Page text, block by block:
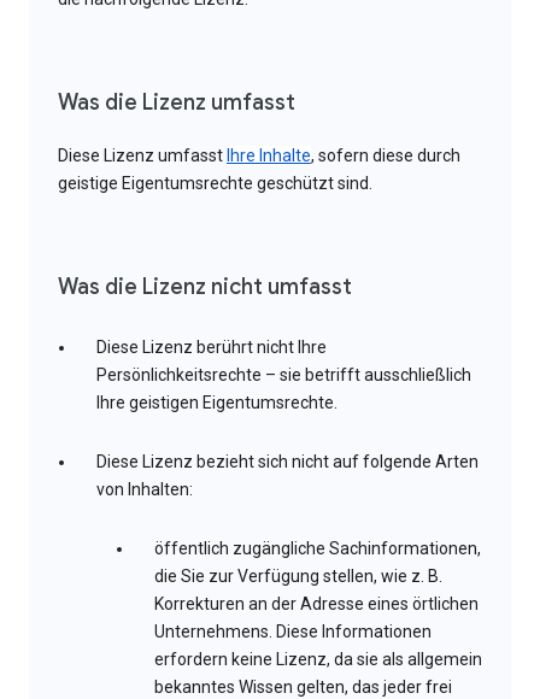
Was die Lizenz umfasst
Diese Lizenz umfasst Ihre Inhalte, sofern diese durch
geistige Eigentumsrechte geschützt sind.
Was die Lizenz nicht umfasst
Diese Lizenz berührt nicht Ihre
Persönlichkeitsrechte – sie betrifft ausschließlich
Ihre geistigen Eigentumsrechte.
Diese Lizenz bezieht sich nicht auf folgende Arten
von Inhalten:
öffentlich zugängliche Sachinformationen,
die Sie zur Verfügung stellen, wie z. B.
Korrekturen an der Adresse eines örtlichen
Unternehmens. Diese Informationen
erfordern keine Lizenz, da sie als allgemein
bekanntes Wissen gelten, das jeder frei